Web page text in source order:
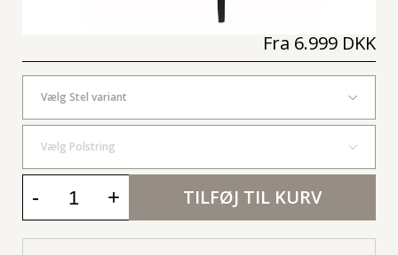
Fra 6.999 DKK
Vælg Stel variant
Vælg Polstring
- + TILFØJ TIL KURV